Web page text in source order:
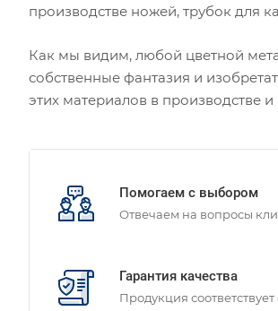
производстве ножей, трубок для
Как мы видим, любой цветной
собственные фантазия и
этих материалов в производстве и
Помогаем с выбором
Отвечаем на вопросы
Гарантия качества
Продукция